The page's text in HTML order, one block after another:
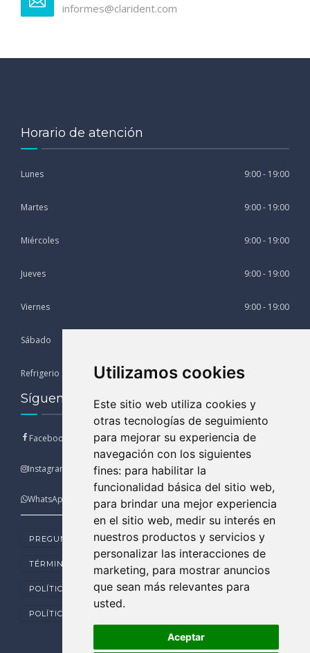
Utilizamos cookies
Este sitio web utiliza cookies y
otras tecnologías de seguimiento
para mejorar su experiencia de
navegación con los siguientes
fines: para habilitar la
funcionalidad básica del sitio web,
para brindar una mejor experiencia
en el sitio web, medir su interés en
nuestros productos y servicios y
personalizar las interacciones de
marketing, para mostrar anuncios
que sean más relevantes para
usted.
Aceptar
informes@clarident.com
Horario de atención
Lunes 9:00 - 19:00
Martes 9:00 - 19:00
Miércoles 9:00 - 19:00
Jueves 9:00 - 19:00
Viernes 9:00 - 19:00
Sábado
Refrigerio 13:00 - 15:00
Síguenos en nuestras Redes Sociales
Facebook
Instagram
WhatsApp
PREGUNTAS FRECUENTES
TÉRMINOS Y CONDICIONES DE USO
POLÍTICA DE PRIVACIDAD
POLÍTICA DE COOKIES